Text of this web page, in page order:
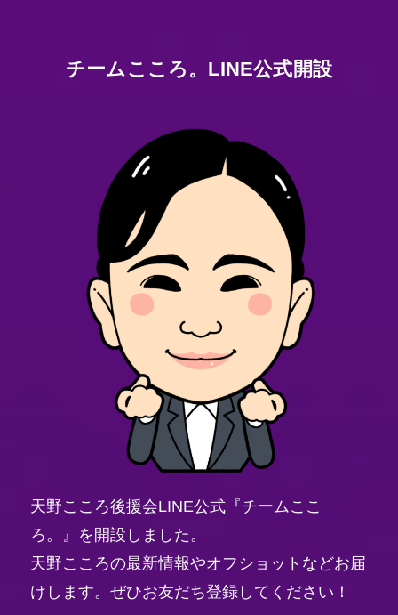
チームこころ。LINE公式開設
天野こころ後援会LINE公式『チームここ
ろ。』を開設しました。
天野こころの最新情報やオフショットなどお届
けします。ぜひお友だち登録してください！